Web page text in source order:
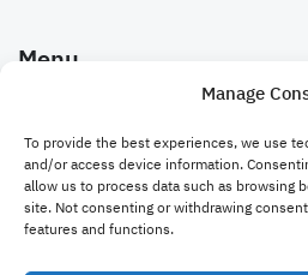
Manage
To provide the best experiences, we use
and/or access device information.
allow us to process data such as browsing
site. Not consenting or withdrawing
features and functions.
วิชามารเทพเทรดสั้น
เงื่อนไขในการรับคอร์สเรียน: Ad...
1 บทเรียน
ทุกระดับ
Free